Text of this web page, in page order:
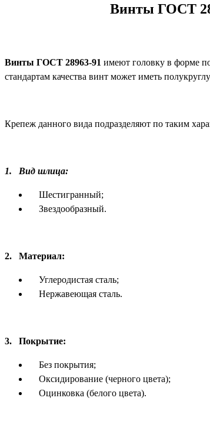
Винты ГОСТ
Винты ГОСТ 28963-91 имеют головку в форме
стандартам качества винт может иметь
Крепеж данного вида подразделяют по таким
1. Вид шлица:
Шестигранный;
Звездообразный.
2. Материал:
Углеродистая сталь;
Нержавеющая сталь.
3. Покрытие:
Без покрытия;
Оксидирование (черного цвета);
Оцинковка (белого цвета).